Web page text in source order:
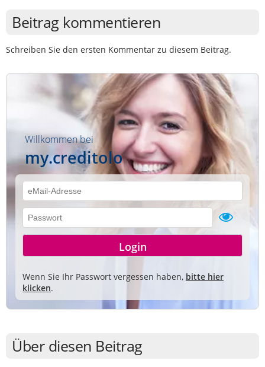
Beitrag kommentieren
Schreiben Sie den ersten Kommentar zu diesem Beitrag.
Willkommen bei
my.creditolo
Wenn Sie Ihr Passwort vergessen haben, bitte hier
klicken.
Über diesen Beitrag